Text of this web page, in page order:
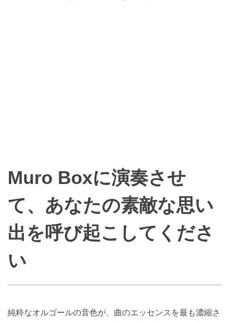
Muro Boxに演奏させ
て、あなたの素敵な思い
出を呼び起こしてくださ
い
純粋なオルゴールの音色が、曲のエッセンスを最も濃縮さ